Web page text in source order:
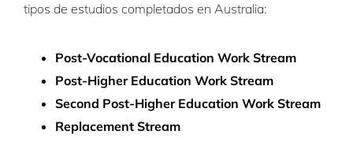
tipos de estudios completados en Australia:
Post-Vocational Education Work Stream
Post-Higher Education Work Stream
Second Post-Higher Education Work Stream
Replacement Stream